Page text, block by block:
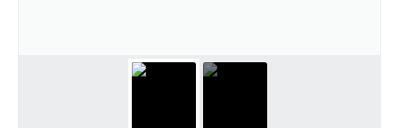
Sistema de Protocolo